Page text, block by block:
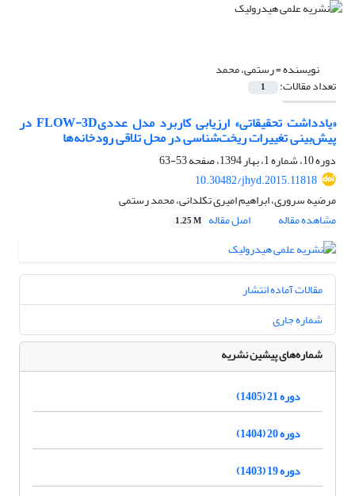
نویسنده =رستمی، محمد
تعداد مقالات: 1
«یادداشت تحقیقاتی» ارزیابی کاربرد مدل عددیFLOW-3D در
پیش‌بینی تغییرات ریخت‌شناسی در محل تلاقی رودخانه‌ها
دوره 10، شماره 1، بهار 1394، صفحه
53-63
10.30482/jhyd.2015.11818
مرضیه سروری، ابراهیم امیری تکلدانی، محمد رستمی
مشاهده مقاله
اصل مقاله 1.25 M
مقالات آماده انتشار
شماره جاری
شماره‌های پیشین نشریه
دوره 21 (1405)
دوره 20 (1404)
دوره 19 (1403)